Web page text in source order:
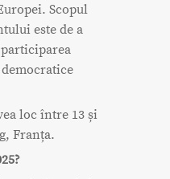
Scopul
este de a
loc între 13 și
Franța.